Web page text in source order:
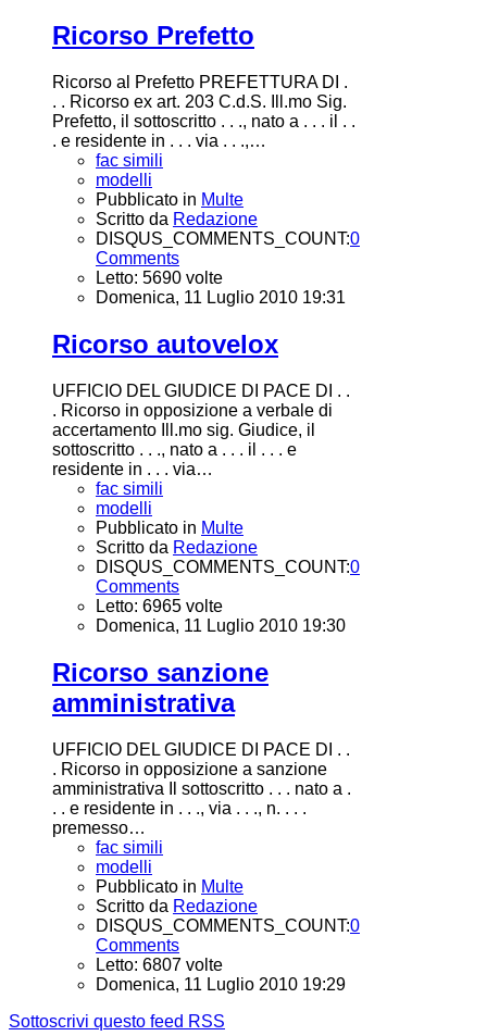
Ricorso Prefetto
Ricorso al Prefetto PREFETTURA DI .
. . Ricorso ex art. 203 C.d.S. Ill.mo Sig.
Prefetto, il sottoscritto . . ., nato a . . . il . .
. e residente in . . . via . . .,…
fac simili
modelli
Pubblicato in Multe
Scritto da Redazione
DISQUS_COMMENTS_COUNT:0
Comments
Letto: 5690 volte
Domenica, 11 Luglio 2010 19:31
Ricorso autovelox
UFFICIO DEL GIUDICE DI PACE DI . .
. Ricorso in opposizione a verbale di
accertamento Ill.mo sig. Giudice, il
sottoscritto . . ., nato a . . . il . . . e
residente in . . . via…
fac simili
modelli
Pubblicato in Multe
Scritto da Redazione
DISQUS_COMMENTS_COUNT:0
Comments
Letto: 6965 volte
Domenica, 11 Luglio 2010 19:30
Ricorso sanzione
amministrativa
UFFICIO DEL GIUDICE DI PACE DI . .
. Ricorso in opposizione a sanzione
amministrativa Il sottoscritto . . . nato a .
. . e residente in . . ., via . . ., n. . . .
premesso…
fac simili
modelli
Pubblicato in Multe
Scritto da Redazione
DISQUS_COMMENTS_COUNT:0
Comments
Letto: 6807 volte
Domenica, 11 Luglio 2010 19:29
Sottoscrivi questo feed RSS